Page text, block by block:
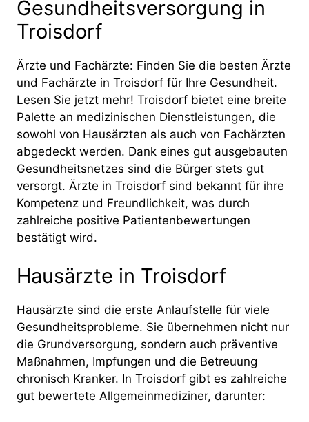
Gesundheitsversorgung in
Troisdorf
Ärzte und Fachärzte: Finden Sie die besten Ärzte
und Fachärzte in Troisdorf für Ihre Gesundheit.
Lesen Sie jetzt mehr! Troisdorf bietet eine breite
Palette an medizinischen Dienstleistungen, die
sowohl von Hausärzten als auch von Fachärzten
abgedeckt werden. Dank eines gut ausgebauten
Gesundheitsnetzes sind die Bürger stets gut
versorgt. Ärzte in Troisdorf sind bekannt für ihre
Kompetenz und Freundlichkeit, was durch
zahlreiche positive Patientenbewertungen
bestätigt wird​​.
Hausärzte in Troisdorf
Hausärzte sind die erste Anlaufstelle für viele
Gesundheitsprobleme. Sie übernehmen nicht nur
die Grundversorgung, sondern auch präventive
Maßnahmen, Impfungen und die Betreuung
chronisch Kranker. In Troisdorf gibt es zahlreiche
gut bewertete Allgemeinmediziner, darunter: